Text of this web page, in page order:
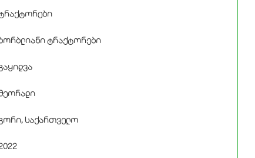
ტრაქტორები
საქართველო